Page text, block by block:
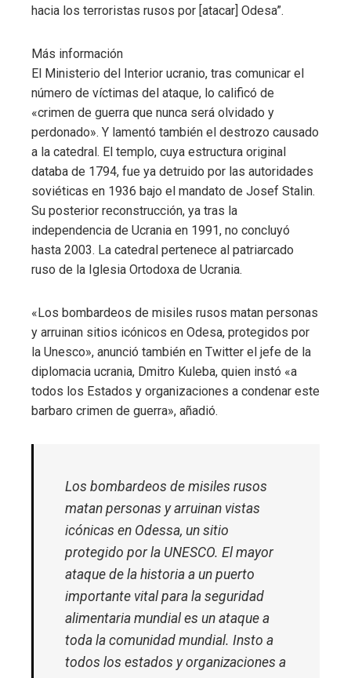
hacia los terroristas rusos por [atacar] Odesa”.
Más información
El Ministerio del Interior ucranio, tras comunicar el
número de víctimas del ataque, lo calificó de
«crimen de guerra que nunca será olvidado y
perdonado». Y lamentó también el destrozo causado
a la catedral. El templo, cuya estructura original
databa de 1794, fue ya detruido por las autoridades
soviéticas en 1936 bajo el mandato de Josef Stalin.
Su posterior reconstrucción, ya tras la
independencia de Ucrania en 1991, no concluyó
hasta 2003. La catedral pertenece al patriarcado
ruso de la Iglesia Ortodoxa de Ucrania.
«Los bombardeos de misiles rusos matan personas
y arruinan sitios icónicos en Odesa, protegidos por
la Unesco», anunció también en Twitter el jefe de la
diplomacia ucrania, Dmitro Kuleba, quien instó «a
todos los Estados y organizaciones a condenar este
barbaro crimen de guerra», añadió.
Los bombardeos de misiles rusos
matan personas y arruinan vistas
icónicas en Odessa, un sitio
protegido por la UNESCO. El mayor
ataque de la historia a un puerto
importante vital para la seguridad
alimentaria mundial es un ataque a
toda la comunidad mundial. Insto a
todos los estados y organizaciones a